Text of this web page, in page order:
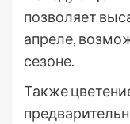
позволяет
апреле,
сезоне.
Также